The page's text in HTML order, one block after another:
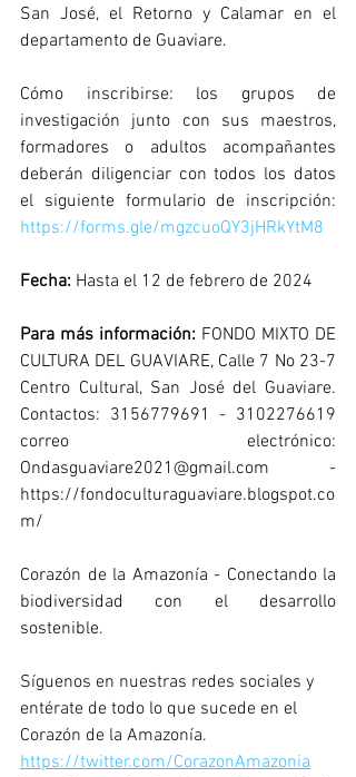
San José, el Retorno y Calamar en el
departamento de Guaviare.
Cómo inscribirse: los grupos de
investigación junto con sus maestros,
formadores o adultos acompañantes
deberán diligenciar con todos los datos
https://forms.gle/mgzcuoQY3jHRkYtM8
Fecha: Hasta el 12 de febrero de 2024
Para más información: FONDO MIXTO DE
CULTURA DEL GUAVIARE, Calle 7 No 23-7
Centro Cultural, San José del Guaviare.
Contactos: 3156779691 - 3102276619
Ondasguaviare2021@gmail.com -
https://fondoculturaguaviare.blogspot.co
m/
Corazón de la Amazonía - Conectando la
biodiversidad con el desarrollo
sostenible.
Síguenos en nuestras redes sociales y
entérate de todo lo que sucede en el
Corazón de la Amazonía.
https://twitter.com/CorazonAmazonia